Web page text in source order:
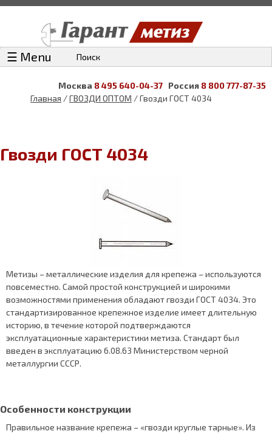
☰ Menu Поиск
Москва 8 495 640-04-37 Россия 8 800 777-87-35
Главная /ГВОЗДИ ОПТОМ / Гвозди ГОСТ 4034
Гвозди ГОСТ 4034
Метизы – металлические изделия для крепежа – используются
повсеместно. Самой простой конструкцией и широкими
возможностями применения обладают гвозди ГОСТ 4034. Это
стандартизированное крепежное изделие имеет длительную
историю, в течение которой подтверждаются
эксплуатационные характеристики метиза. Стандарт был
введен в эксплуатацию 6.08.63 Министерством черной
металлургии СССР.
Особенности конструкции
Правильное название крепежа – «гвозди круглые тарные». Из